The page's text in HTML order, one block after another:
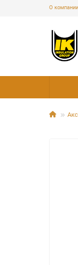
О компании